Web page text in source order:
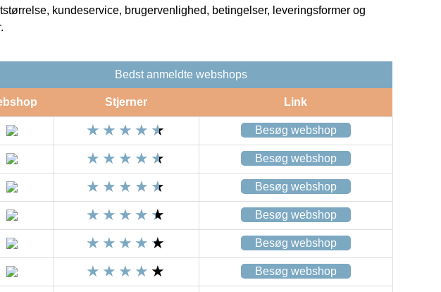
kundeservice, brugervenlighed, betingelser, leveringsformer og
Bedst anmeldte webshops
Stjerner Link
Besøg webshop
Besøg webshop
Besøg webshop
Besøg webshop
Besøg webshop
Besøg webshop